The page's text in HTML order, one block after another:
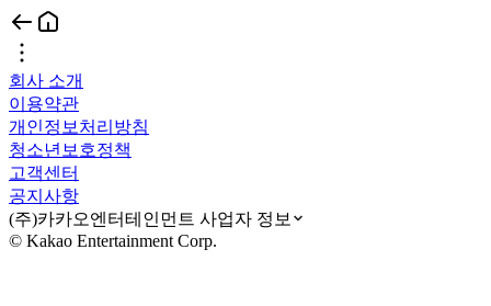
회사 소개
이용약관
개인정보처리방침
청소년보호정책
고객센터
공지사항
(주)카카오엔터테인먼트 사업자 정보
© Kakao Entertainment Corp.